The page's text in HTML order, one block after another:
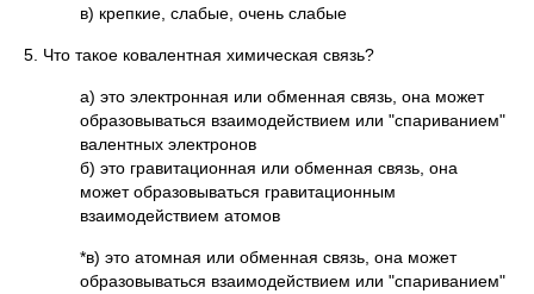
в) крепкие, слабые, очень слабые
5. Что такое ковалентная химическая связь?
а) это электронная или обменная связь, она может
образовываться взаимодействием или "спариванием"
валентных электронов
б) это гравитационная или обменная связь, она
может образовываться гравитационным
взаимодействием атомов
*в) это атомная или обменная связь, она может
образовываться взаимодействием или "спариванием"